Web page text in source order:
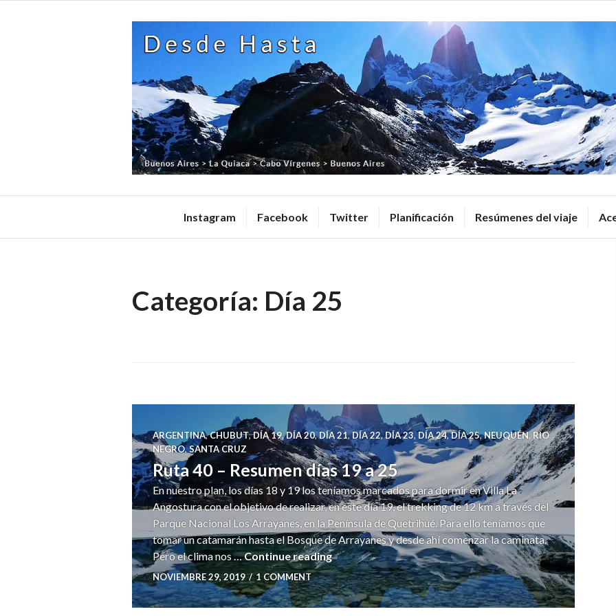
Instagram Facebook Twitter Planificación Resúmenes del viaje
Categoría: Día 25
ARGENTINA,CHUBUT,DÍA 19,DÍA 20,DÍA 21,DÍA 22,DÍA 23,DÍA 24,DÍA 25,NEUQUÉN, RIO
NEGRO,SANTA CRUZ
Ruta 40 – Resumen días 19 a 25
En nuestro plan, los días 18 y 19 los teníamos marcados para dormir en Villa La
Angostura con el objetivo de realizar, en este día 19, el trekking de 12 km a través del
Parque Nacional Los Arrayanes, en la Península de Quetrihué. Para ello teníamos que
tomar un catamarán hasta el Bosque de Arrayanes y desde ahí comenzar la caminata.
Pero el clima nos …Continue readingRuta 40 – Resumen días 19 a 25
NOVIEMBRE 29, 2019 1 COMMENT